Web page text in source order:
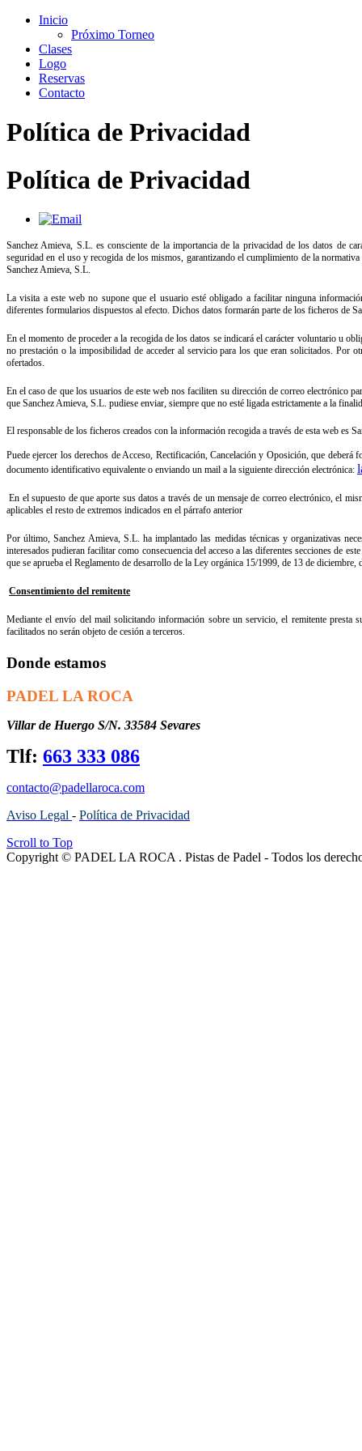
Inicio
Próximo Torneo
Clases
Logo
Reservas
Contacto
Política de Privacidad
Política de Privacidad
Sanchez Amieva, S.L. es consciente de la importancia de la privacidad de los datos de
seguridad en el uso y recogida de los mismos, garantizando el cumplimiento de la
Sanchez Amieva, S.L.
La visita a este web no supone que el usuario esté obligado a facilitar ninguna
diferentes formularios dispuestos al efecto. Dichos datos formarán parte de los ficheros de
En el momento de proceder a la recogida de los datos se indicará el carácter voluntario u
no prestación o la imposibilidad de acceder al servicio para los que eran solicitados. Por
ofertados.
En el caso de que los usuarios de este web nos faciliten su dirección de correo electrónico
que Sanchez Amieva, S.L. pudiese enviar, siempre que no esté ligada estrictamente a la
El responsable de los ficheros creados con la información recogida a través de esta web es
Puede ejercer los derechos de Acceso, Rectificación, Cancelación y Oposición, que
documento identificativo equivalente o enviando un mail a la siguiente dirección electrónica:
En el supuesto de que aporte sus datos a través de un mensaje de correo electrónico, el
aplicables el resto de extremos indicados en el párrafo anterior
Por último, Sanchez Amieva, S.L. ha implantado las medidas técnicas y organizativas
interesados pudieran facilitar como consecuencia del acceso a las diferentes secciones de
que se aprueba el Reglamento de desarrollo de la Ley orgánica 15/1999, de 13 de diciembre,
Consentimiento del remitente
Mediante el envío del mail solicitando información sobre un servicio, el remitente presta
facilitados no serán objeto de cesión a terceros.
Donde estamos
PADEL LA ROCA
Villar de Huergo S/N. 33584 Sevares
Tlf: 663 333 086
contacto@padellaroca.com
Aviso Legal - Política de Privacidad
Scroll to Top
Copyright © PADEL LA ROCA . Pistas de Padel - Todos los